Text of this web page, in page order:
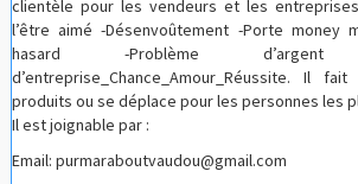
clientèle pour les vendeurs et les
l’être aimé -Désenvoûtement -Porte money
hasard -Problème
d’entreprise_Chance_Amour_Réussite. Il
produits ou se déplace pour les personnes les
Il est joignable par :
Email: purmaraboutvaudou@gmail.com